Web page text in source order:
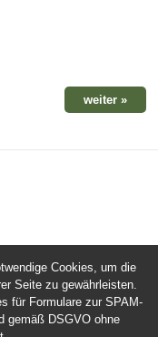
weiter »
Cookies, um die
Seite zu gewährleisten.
für Formulare zur SPAM-
gemäß DSGVO ohne